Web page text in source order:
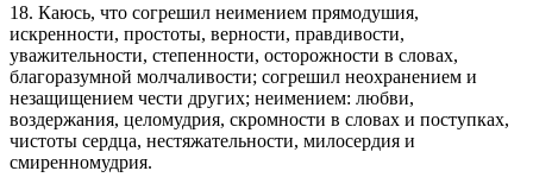
18. Каюсь, что согрешил неимением прямодушия,
искренности, простоты, верности, правдивости,
уважительности, степенности, осторожности в словах,
благоразумной молчаливости; согрешил неохранением и
незащищением чести других; неимением: любви,
воздержания, целомудрия, скромности в словах и поступках,
чистоты сердца, нестяжательности, милосердия и
смиренномудрия.